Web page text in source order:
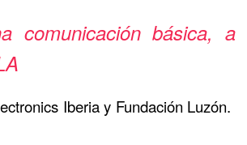
comunicación básica, a
Iberia y Fundación Luzón.